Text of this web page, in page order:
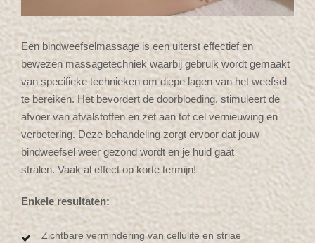
Een bindweefselmassage is een uiterst effectief en
bewezen massagetechniek waarbij gebruik wordt gemaakt
van specifieke technieken om diepe lagen van het weefsel
te bereiken. Het bevordert de doorbloeding, stimuleert de
afvoer van afvalstoffen en zet aan tot cel vernieuwing en
verbetering. Deze behandeling zorgt ervoor dat jouw
bindweefsel weer gezond wordt en je huid gaat
stralen. Vaak al effect op korte termijn!
Enkele resultaten:
Zichtbare vermindering van cellulite en striae